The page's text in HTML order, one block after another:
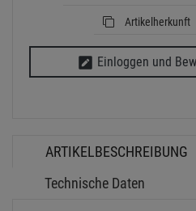
Artikelherkunft
Einloggen und
ARTIKELBESCHREIBUNG
Technische Daten